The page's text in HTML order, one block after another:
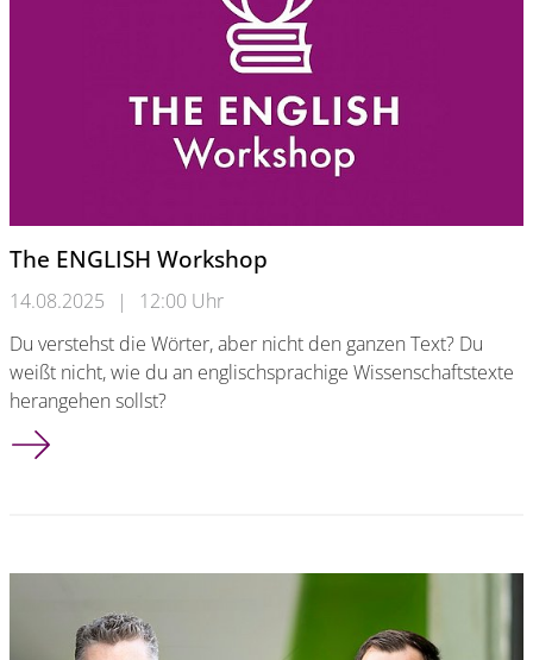
The ENGLISH Workshop
14.08.2025 |
12:00 Uhr
Du verstehst die Wörter, aber nicht den ganzen Text? Du
weißt nicht, wie du an englischsprachige Wissenschaftstexte
herangehen sollst?
The ENGLISH Workshop